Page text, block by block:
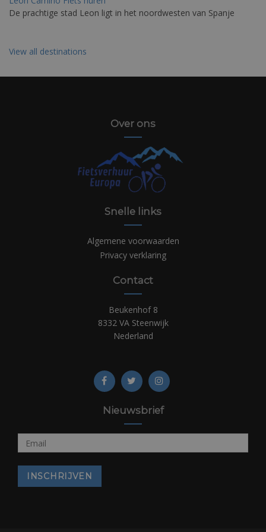
De prachtige stad Leon ligt in het noordwesten van Spanje
View all destinations
Over ons
Snelle links
Algemene voorwaarden
Privacy verklaring
Contact
Beukenhof 8
8332 VA Steenwijk
Nederland
Nieuwsbrief